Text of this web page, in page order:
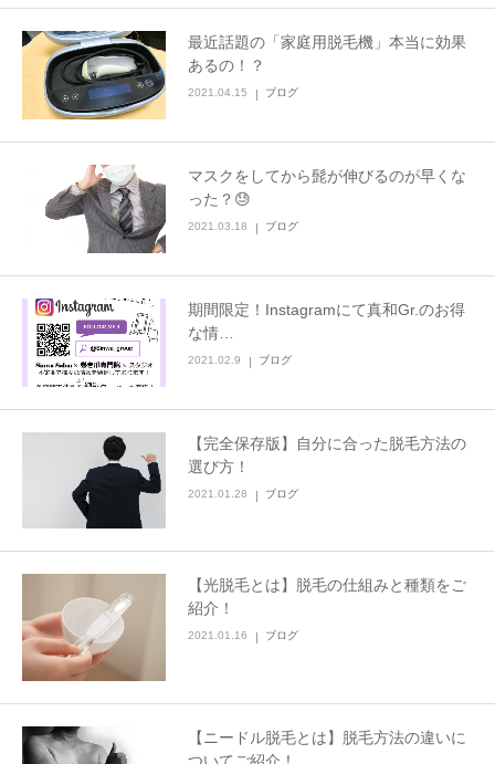
最近話題の「家庭用脱毛機」本当に効果
あるの！？
2021.04.15 ブログ
マスクをしてから髭が伸びるのが早くな
った？😓
2021.03.18 ブログ
期間限定！Instagramにて真和Gr.のお得
な情…
2021.02.9 ブログ
【完全保存版】自分に合った脱毛方法の
選び方！
2021.01.28 ブログ
【光脱毛とは】脱毛の仕組みと種類をご
紹介！
2021.01.16 ブログ
【ニードル脱毛とは】脱毛方法の違いに